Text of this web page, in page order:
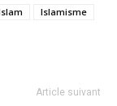
Islamisme
Article suivant